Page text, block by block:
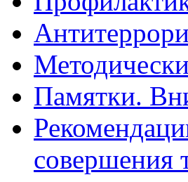
Памятки.
совершения